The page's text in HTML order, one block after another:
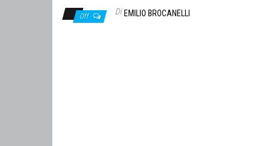
Off Di EMILIO BROCANELLI